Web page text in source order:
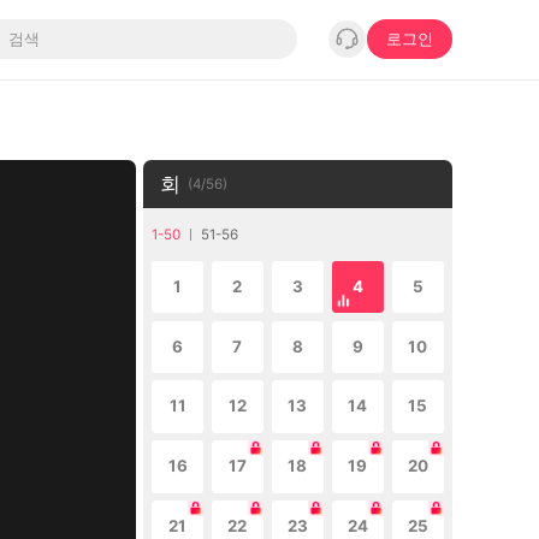
로그인
회 (4/56)
1-50 51-56
1 2 3 4 5
6 7 8 9 10
11 12 13 14 15
16 17 18 19 20
21 22 23 24 25